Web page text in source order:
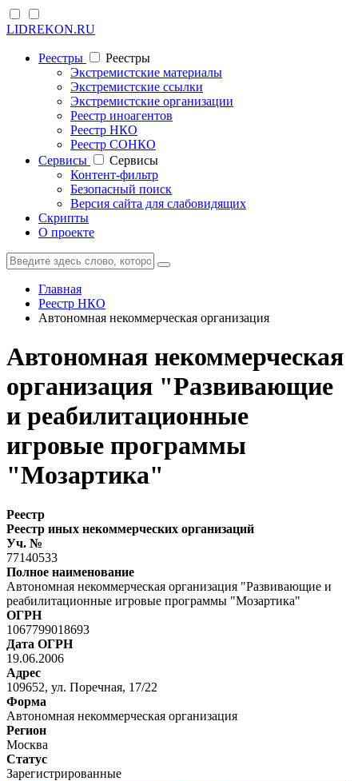
LIDREKON.RU
Реестры
Реестры
Экстремистские материалы
Экстремистские ссылки
Экстремистские организации
Реестр иноагентов
Реестр НКО
Реестр СОНКО
Cервисы
Cервисы
Контент-фильтр
Безопасный поиск
Версия сайта для слабовидящих
Скрипты
О проекте
Главная
Реестр НКО
Автономная некоммерческая организация
Автономная некоммерческая
организация "Развивающие
и реабилитационные
игровые программы
"Мозартика"
Реестр
Реестр иных некоммерческих организаций
Уч. №
77140533
Полное наименование
Автономная некоммерческая организация "Развивающие и
реабилитационные игровые программы "Мозартика"
ОГРН
1067799018693
Дата ОГРН
19.06.2006
Адрес
109652, ул. Поречная, 17/22
Форма
Автономная некоммерческая организация
Регион
Москва
Статус
Зарегистрированные